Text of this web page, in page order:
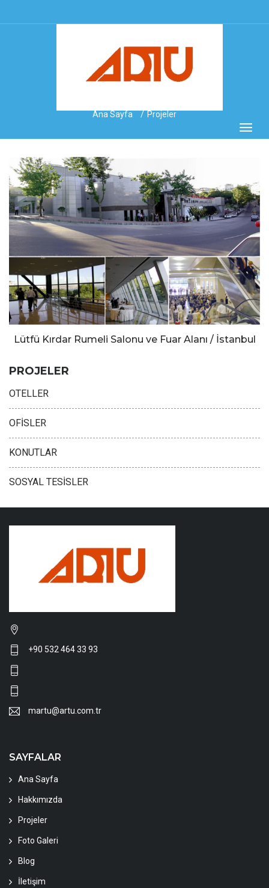
Ana Sayfa Projeler
Lütfü Kırdar Rumeli Salonu ve Fuar Alanı / İstanbul
PROJELER
OTELLER
OFİSLER
KONUTLAR
SOSYAL TESİSLER
+90 532 464 33 93
martu@artu.com.tr
SAYFALAR
Ana Sayfa
Hakkımızda
Projeler
Foto Galeri
Blog
İletişim